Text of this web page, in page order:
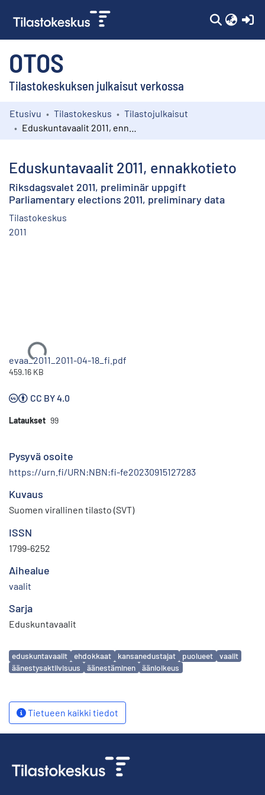
OTOS
Tilastokeskuksen julkaisut verkossa
Kokoelmat
Etusivu Tilastokeskus
Tilastojulkaisut
Eduskuntavaalit 2011, ennakkotieto
Riksdagsvalet 2011, preliminär uppgift
Parliamentary elections 2011, preliminary data
Tilastokeskus
2011
Ladataan...
evaa_2011_2011-04-18_fi.pdf
459.16 KB
CC BY 4.0
Lataukset 99
Pysyvä osoite
https://urn.fi/URN:NBN:fi-fe20230915127283
Kuvaus
Suomen virallinen tilasto (SVT)
ISSN
1799-6252
Aihealue
vaalit
Sarja
Eduskuntavaalit
Avainsanat
eduskuntavaalit ehdokkaat kansanedustajat puolueet
vaalit
äänestysaktiivisuus
äänestäminen äänioikeus
Tietueen kaikki tiedot